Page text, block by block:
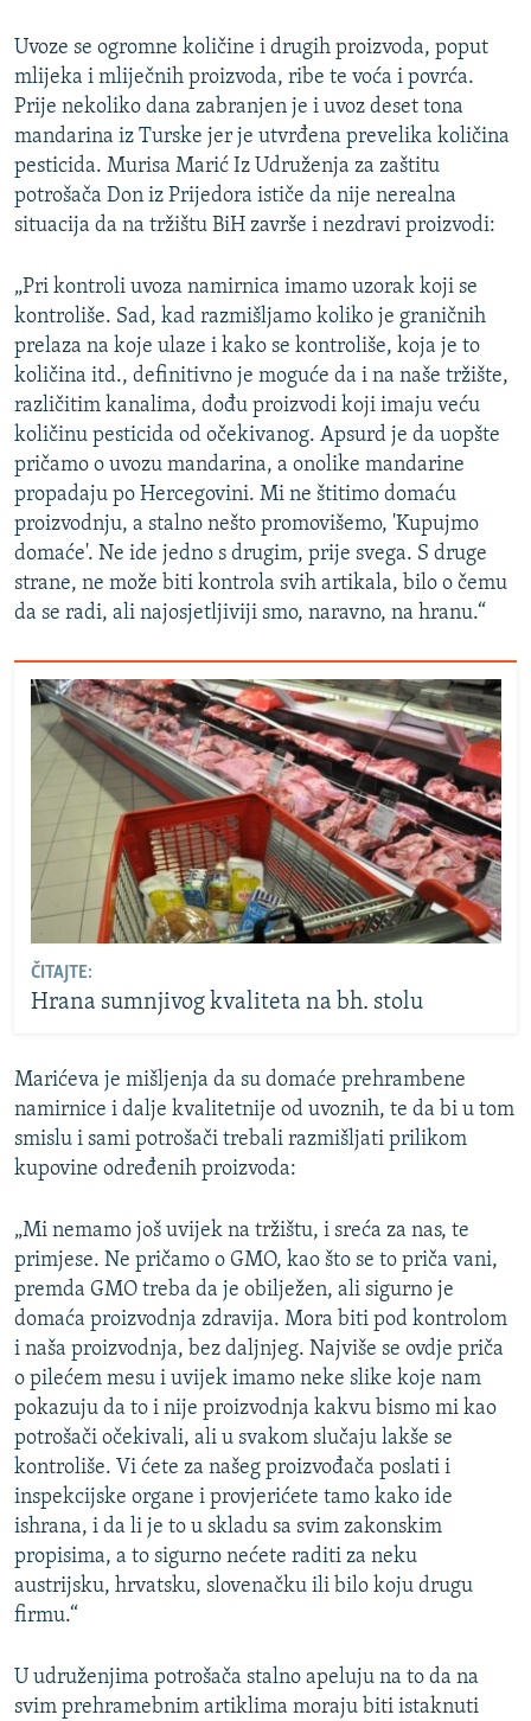
Uvoze se ogromne količine i drugih proizvoda, poput
mlijeka i mliječnih proizvoda, ribe te voća i povrća.
Prije nekoliko dana zabranjen je i uvoz deset tona
mandarina iz Turske jer je utvrđena prevelika količina
pesticida. Murisa Marić Iz Udruženja za zaštitu
potrošača Don iz Prijedora ističe da nije nerealna
situacija da na tržištu BiH završe i nezdravi proizvodi:
„Pri kontroli uvoza namirnica imamo uzorak koji se
kontroliše. Sad, kad razmišljamo koliko je graničnih
prelaza na koje ulaze i kako se kontroliše, koja je to
količina itd., definitivno je moguće da i na naše tržište,
različitim kanalima, dođu proizvodi koji imaju veću
količinu pesticida od očekivanog. Apsurd je da uopšte
pričamo o uvozu mandarina, a onolike mandarine
propadaju po Hercegovini. Mi ne štitimo domaću
proizvodnju, a stalno nešto promovišemo, 'Kupujmo
domaće'. Ne ide jedno s drugim, prije svega. S druge
strane, ne može biti kontrola svih artikala, bilo o čemu
da se radi, ali najosjetljiviji smo, naravno, na hranu.“
ČITAJTE:
Hrana sumnjivog kvaliteta na bh. stolu
Marićeva je mišljenja da su domaće prehrambene
namirnice i dalje kvalitetnije od uvoznih, te da bi u tom
smislu i sami potrošači trebali razmišljati prilikom
kupovine određenih proizvoda:
„Mi nemamo još uvijek na tržištu, i sreća za nas, te
primjese. Ne pričamo o GMO, kao što se to priča vani,
premda GMO treba da je obilježen, ali sigurno je
domaća proizvodnja zdravija. Mora biti pod kontrolom
i naša proizvodnja, bez daljnjeg. Najviše se ovdje priča
o pilećem mesu i uvijek imamo neke slike koje nam
pokazuju da to i nije proizvodnja kakvu bismo mi kao
potrošači očekivali, ali u svakom slučaju lakše se
kontroliše. Vi ćete za našeg proizvođača poslati i
inspekcijske organe i provjerićete tamo kako ide
ishrana, i da li je to u skladu sa svim zakonskim
propisima, a to sigurno nećete raditi za neku
austrijsku, hrvatsku, slovenačku ili bilo koju drugu
firmu.“
U udruženjima potrošača stalno apeluju na to da na
svim prehramebnim artiklima moraju biti istaknuti